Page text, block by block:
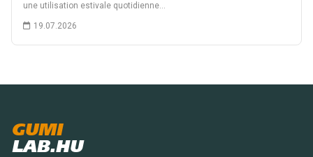
une utilisation estivale quotidienne…
19.07.2026
GUMI
LAB.HU